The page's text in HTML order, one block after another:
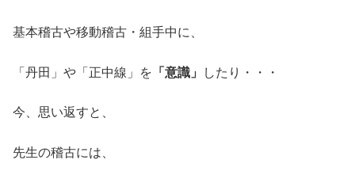
基本稽古や移動稽古・組手中に、
「丹田」や「正中線」を 「意識」 したり・・・
今、思い返すと、
先生の稽古には、